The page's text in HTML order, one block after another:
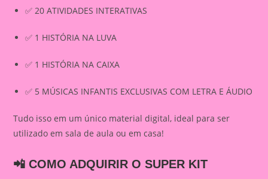
✅ 20 ATIVIDADES INTERATIVAS
✅ 1 HISTÓRIA NA LUVA
✅ 1 HISTÓRIA NA CAIXA
✅ 5 MÚSICAS INFANTIS EXCLUSIVAS COM LETRA E ÁUDIO
Tudo isso em um único material digital, ideal para ser
utilizado em sala de aula ou em casa!
📲 COMO ADQUIRIR O SUPER KIT